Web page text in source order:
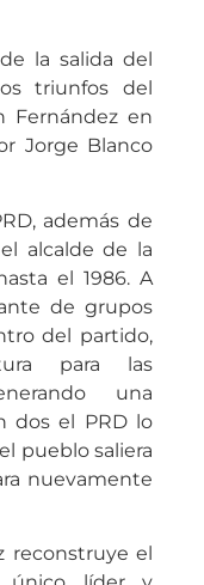
la salida del
triunfos del
Fernández en
Jorge Blanco
además de
alcalde de la
el 1986. A
de grupos
del partido,
para las
una
dos el PRD lo
pueblo saliera
nuevamente
reconstruye el